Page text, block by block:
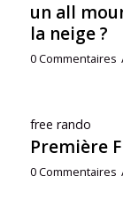
un all
la neige ?
0 Commentaires
free rando
Première
0 Commentaires